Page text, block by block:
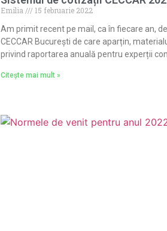
Emilia
15 februarie 2022
Am primit recent pe mail, ca în fiecare an,
CECCAR București de care aparțin,
privind raportarea anuală pentru experții
Citește mai mult »